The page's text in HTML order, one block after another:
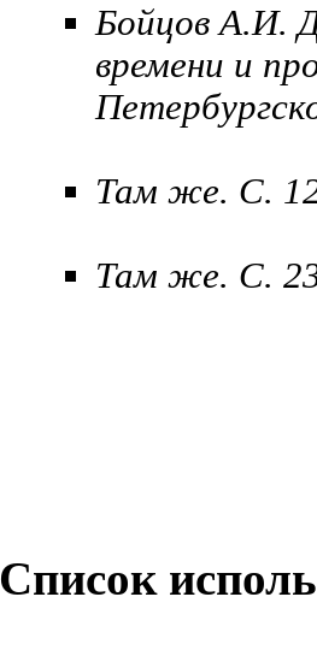
Бойцов А.И.
времени и
Там же. С.
Там же. С.
Список